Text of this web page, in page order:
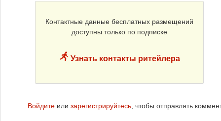
Контактные данные бесплатных размещений
доступны только по подписке
Узнать контакты ритейлера
Войдите или зарегистрируйтесь, чтобы отправлять